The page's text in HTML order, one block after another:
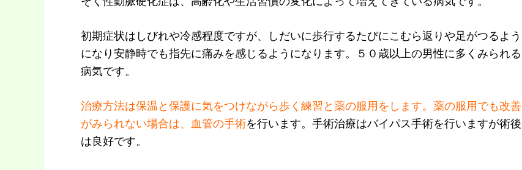
初期症状はしびれや冷感程度ですが、しだいに歩行するたびにこむら返りや足がつるよう
になり安静時でも指先に痛みを感じるようになります。５０歳以上の男性に多くみられる
病気です。
治療方法は保温と保護に気をつけながら歩く練習と薬の服用をします。薬の服用でも改善
がみられない場合は、血管の手術を行います。手術治療はバイパス手術を行いますが術後
は良好です。